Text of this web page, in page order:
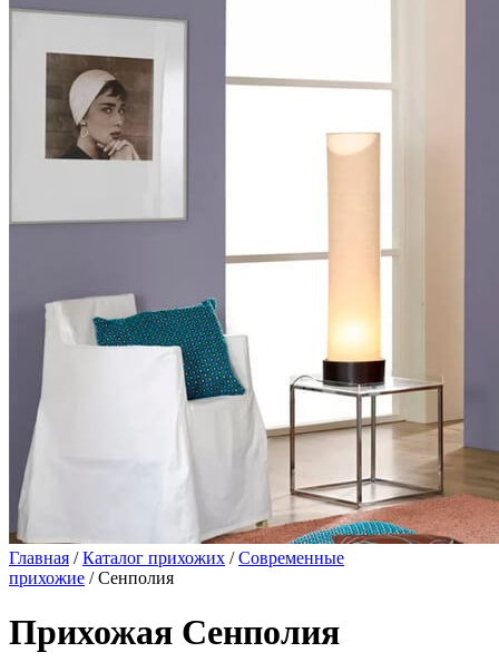
Главная /Каталог прихожих /Современные
прихожие / Сенполия
Прихожая Сенполия